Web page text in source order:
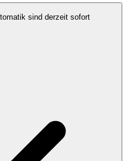
sind derzeit sofort